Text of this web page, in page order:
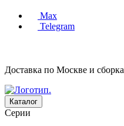
Max
Telegram
Доставка по Москве и сборка
Каталог
Серии